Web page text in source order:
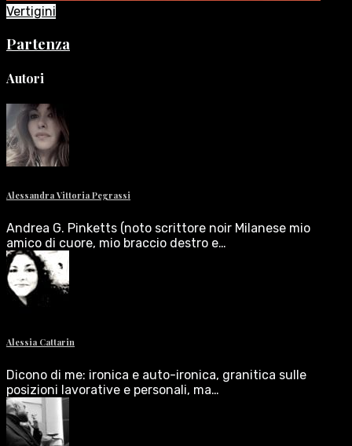
Vertigini
Partenza
Autori
Alessandra Vittoria Pegrassi
Andrea G. Pinketts (noto scrittore noir Milanese mio
amico di cuore, mio braccio destro e…
Alessia Cattarin
Dicono di me: ironica e auto-ironica, granitica sulle
posizioni lavorative e personali, ma…